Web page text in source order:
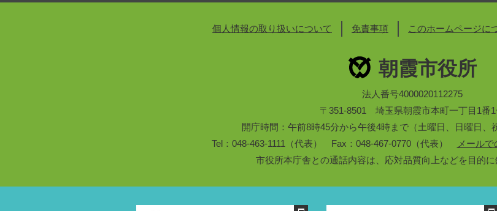
個人情報の取り扱いについて 免責事項 このホームページに
朝霞市役所
法人番号4000020112275
〒351-8501 埼玉県朝霞市本町一丁目1番
開庁時間：午前8時45分から午後4時まで（土曜日、日曜日、
Tel：048-463-1111（代表） Fax：048-467-0770（代表）
メール
市役所本庁舎との通話内容は、応対品質向上などを目的に